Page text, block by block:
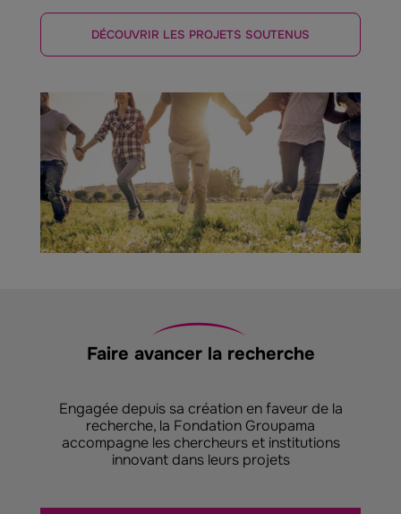
DÉCOUVRIR LES PROJETS SOUTENUS
Faire avancer la recherche
Engagée depuis sa création en faveur de la
recherche, la Fondation Groupama
accompagne les chercheurs et institutions
innovant dans leurs projets